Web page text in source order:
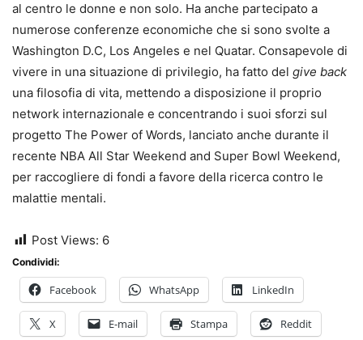
al centro le donne e non solo. Ha anche partecipato a
numerose conferenze economiche che si sono svolte a
Washington D.C, Los Angeles e nel Quatar. Consapevole di
vivere in una situazione di privilegio, ha fatto del give back
una filosofia di vita, mettendo a disposizione il proprio
network internazionale e concentrando i suoi sforzi sul
progetto The Power of Words, lanciato anche durante il
recente NBA All Star Weekend and Super Bowl Weekend,
per raccogliere di fondi a favore della ricerca contro le
malattie mentali.
Post Views: 6
Condividi:
Facebook WhatsApp LinkedIn
X E-mail Stampa Reddit